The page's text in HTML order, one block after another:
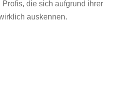
die sich aufgrund ihrer
auskennen.